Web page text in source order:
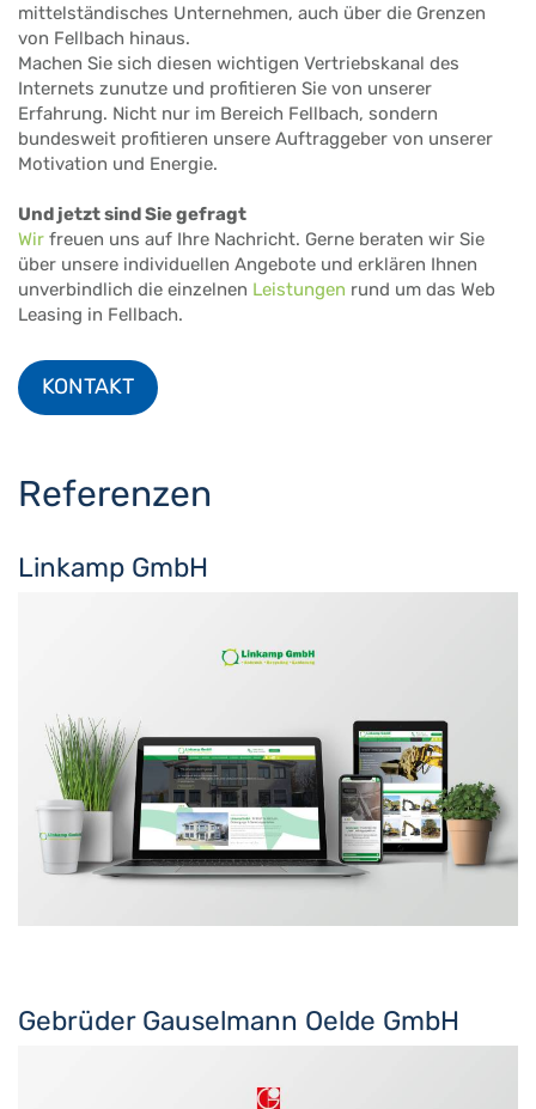
mittelständisches Unternehmen, auch über die Grenzen
von Fellbach hinaus.
Machen Sie sich diesen wichtigen Vertriebskanal des
Internets zunutze und profitieren Sie von unserer
Erfahrung. Nicht nur im Bereich Fellbach, sondern
bundesweit profitieren unsere Auftraggeber von unserer
Motivation und Energie.
Und jetzt sind Sie gefragt
Wir freuen uns auf Ihre Nachricht. Gerne beraten wir Sie
über unsere individuellen Angebote und erklären Ihnen
unverbindlich die einzelnen Leistungen rund um das Web
Leasing in Fellbach.
KONTAKT
Referenzen
Linkamp GmbH
Gebrüder Gauselmann Oelde GmbH